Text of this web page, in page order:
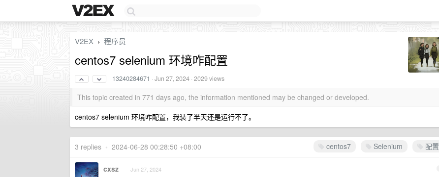
V2EX › 程序员
centos7 selenium 环境咋配置
13240284671 ·Jun 27, 2024 · 2029 views
This topic created in 771 days ago, the information mentioned may be changed or developed.
centos7 selenium 环境咋配置，我装了半天还是运行不了。
centos7 Selenium 配置
3 replies • 2024-06-28 00:28:50 +08:00
cxsz Jun 27, 2024